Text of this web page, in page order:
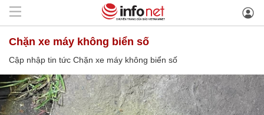
Chặn xe máy không biển số
Cập nhập tin tức Chặn xe máy không biển số